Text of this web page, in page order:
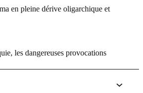
en pleine dérive oligarchique et
les dangereuses provocations